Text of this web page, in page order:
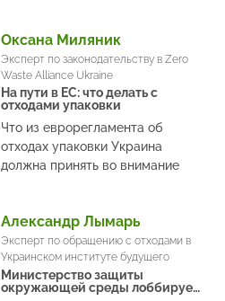
Оксана Миляник
Эксперт по законодательству в Zero
Waste Alliance Ukraine
На пути в ЕС: что делать с
отходами упаковки
Что из еврорегламента об
отходах упаковки Украина
должна принять во внимание
Александр Лымарь
Эксперт по обращению с отходами в
Украинском институте будущего
Министерство защиты
окружающей среды лоббирует